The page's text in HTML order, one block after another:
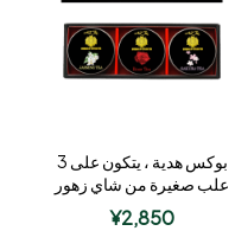
بوكس هدية ، يتكون على 3
علب صغيرة من شاي زهور
¥2,850